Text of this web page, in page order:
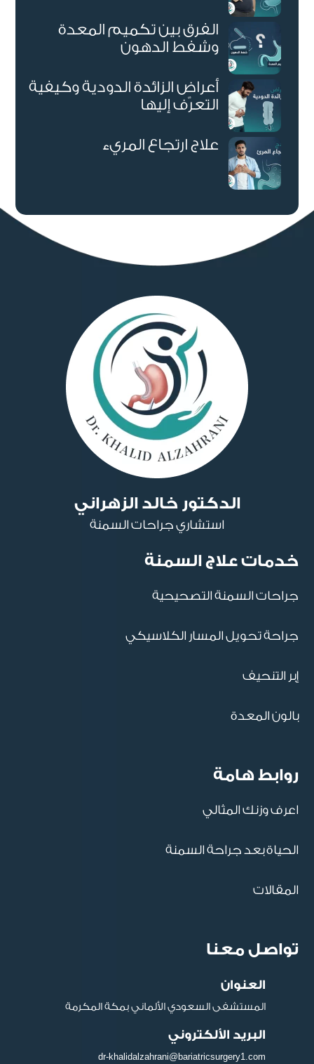
الفرق بين تكميم المعدة
وشفط الدهون
أعراض الزائدة الدودية وكيفية
التعرّف إليها
علاج ارتجاع المريء
تواصل معنا
العنوان
المستشفى السعودي الألماني بمكة المكرمة
البريد الألكتروني
dr-khalidalzahrani@bariatricsurgery1.com
روابط هامة
اعرف وزنك المثالي
الحياة بعد جراحة السمنة
المقالات
خدمات علاج السمنة
جراحات السمنة التصحيحية
جراحة تحويل المسار الكلاسيكي
إبر التنحيف
بالون المعدة
الدكتور خالد الزهراني
استشاري جراحات السمنة